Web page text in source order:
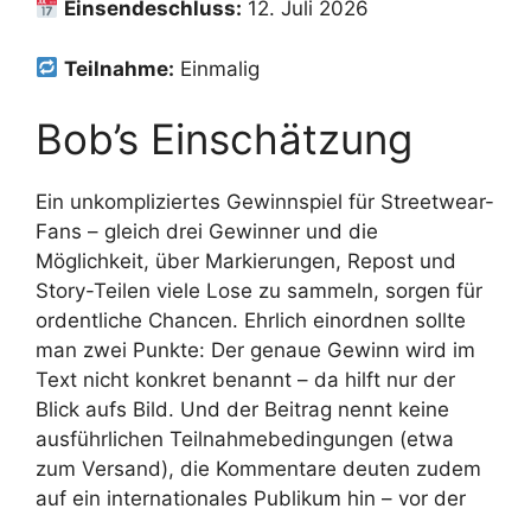
Einsendeschluss: 12. Juli 2026
Teilnahme: Einmalig
Bob’s Einschätzung
Ein unkompliziertes Gewinnspiel für Streetwear-
Fans – gleich drei Gewinner und die
Möglichkeit, über Markierungen, Repost und
Story-Teilen viele Lose zu sammeln, sorgen für
ordentliche Chancen. Ehrlich einordnen sollte
man zwei Punkte: Der genaue Gewinn wird im
Text nicht konkret benannt – da hilft nur der
Blick aufs Bild. Und der Beitrag nennt keine
ausführlichen Teilnahmebedingungen (etwa
zum Versand), die Kommentare deuten zudem
auf ein internationales Publikum hin – vor der